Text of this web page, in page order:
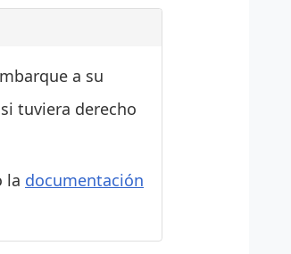
a su
tuviera derecho
la documentación